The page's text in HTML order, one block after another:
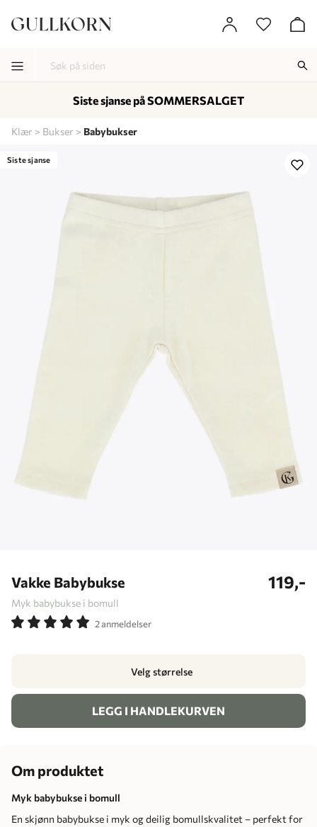
Klær Bukser Babybukser
Siste sjanse
Vakke Babybukse
Myk babybukse i bomull
119,-
2 anmeldelser
Velg størrelse
LEGG I HANDLEKURVEN
Om produktet
Myk babybukse i bomull
En skjønn babybukse i myk og deilig bomullskvalitet – perfekt for
Siste sjanse på SOMMERSALGET
-
-
-